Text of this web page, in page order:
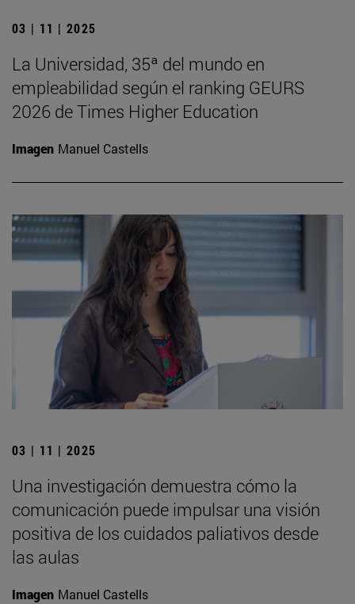
03 | 11 | 2025
La Universidad, 35ª del mundo en
empleabilidad según el ranking GEURS
2026 de Times Higher Education
Imagen Manuel Castells
03 | 11 | 2025
Una investigación demuestra cómo la
comunicación puede impulsar una visión
positiva de los cuidados paliativos desde
las aulas
Imagen Manuel Castells